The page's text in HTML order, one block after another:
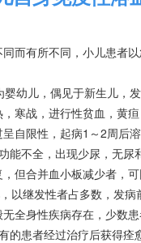
而有所不同，小儿患者
幼儿，偶见于新生儿，
寒战，进行性贫血 ，黄
自限性，起病1～2周后
能不全，出现少尿，无
但合并血小板减少者，
以继发性者占多数，发
无全身性疾病存在，少数
的患者经过治疗后获得